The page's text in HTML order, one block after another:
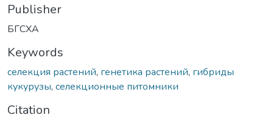
Publisher
БГСХА
Keywords
селекция растений, генетика растений, гибриды
кукурузы, селекционные питомники
Citation